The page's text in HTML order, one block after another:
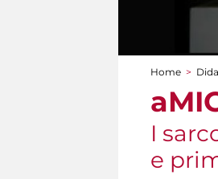
Tu sei
Home >
I
e